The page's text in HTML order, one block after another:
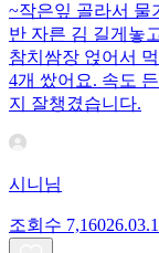
~작은잎 골라서 물
반 자른 김 길게놓
참치쌈장 얹어서
4개 쌌어요. 속도
지 잘챙겼습니다.
시니님
조회수 7,160